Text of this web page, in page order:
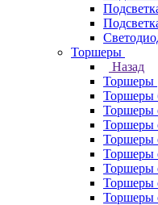
Торшеры
Назад
Торшеры
Торшеры
Торшеры
Торшеры
Торшеры
Торшеры
Торшеры
Торшеры
Торшеры